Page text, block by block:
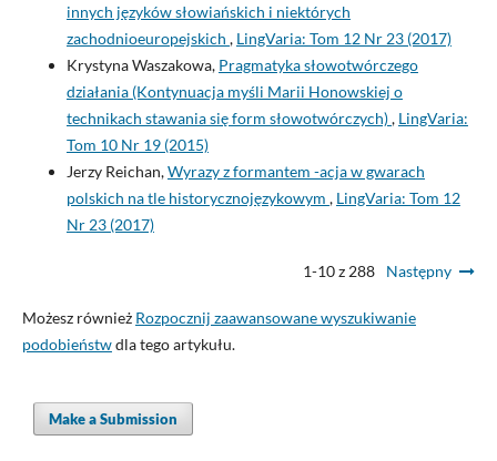
innych języków słowiańskich i niektórych
zachodnioeuropejskich , LingVaria: Tom 12 Nr 23 (2017)
Krystyna Waszakowa, Pragmatyka słowotwórczego
działania (Kontynuacja myśli Marii Honowskiej o
technikach stawania się form słowotwórczych), LingVaria:
Tom 10 Nr 19 (2015)
Jerzy Reichan,Wyrazy z formantem -acja w gwarach
polskich na tle historycznojęzykowym , LingVaria: Tom 12
Nr 23 (2017)
1-10 z 288 Następny
Możesz również Rozpocznij zaawansowane wyszukiwanie
podobieństwdla tego artykułu.
Make a Submission